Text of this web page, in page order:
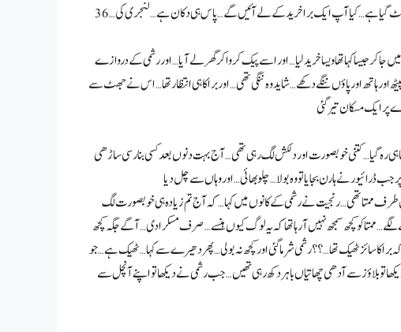
رشمی: (شرماتے ہوئے) پاپا میری برا کا ہک ٹوٹ گیا ہے… کیا آپ ایک برا خرید کے لے آئیں گے… پاس ہی دکان ہے… لنجری کی… 36C نمبر ہے… ایک ہی لائن میں بول
کر جیسا کہا تھا ویسا خرید لیا… اور اسے پیک کروا کر گھر لے آیا… اور رشمی کے دروازے
ہاتھ اور پاؤں ننگے دکھے… شاید وہ ننگی تھی… اور برا کا ہی انتظار تھا… اس نے جھٹ سے
دیکھتا ہی رہ گیا… کتنی خوبصورت اور دلکش لگ رہی تھی … آج بہت دنوں بعد کسی بنارسی ساڑھی
ممتا تھی… رنجیت نے رشمی کے کانوں میں کہا… کہ آج تم زیادہ ہی خوبصورت لگ
ممتا کو کچھ سمجھ نہیں آ رہا تھا کہ یہ لوگ کیوں ہنسے… صرف مسکرا دی… آگے جگہ کچھ
برا کا سائز ٹھیک تھا…؟؟ رشمی شرما گئی اور کچھ نہ بولی… پھر دھیرے سے کہا… ٹھیک ہے… جو
تو بلاؤز سے آدھی چھاتیاں باہر دکھ رہی تھیں… جب رشمی نے دیکھا تو اپنے آنچل سے